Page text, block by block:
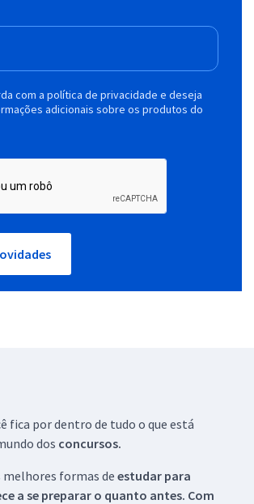
com a política de privacidade e deseja
adicionais sobre os produtos do
fica por dentro de tudo o que está
dos concursos.
melhores formas de estudar para
a se preparar o quanto antes. Com